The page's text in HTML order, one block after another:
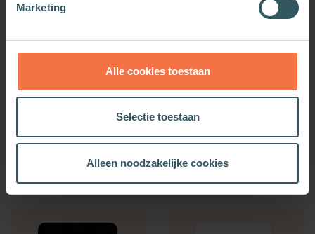
Marketing
Alle cookies toestaan
Selectie toestaan
Alleen noodzakelijke cookies
De kleuren van de
OOK INTERESSANT